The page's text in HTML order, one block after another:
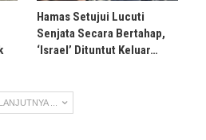
Hamas Setujui Lucuti
Senjata Secara Bertahap,
‘Israel’ Dituntut Keluar…
...